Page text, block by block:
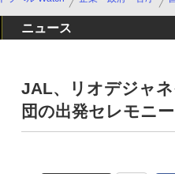
ニュース
JAL、リオデジャ
団の出発セレモニ